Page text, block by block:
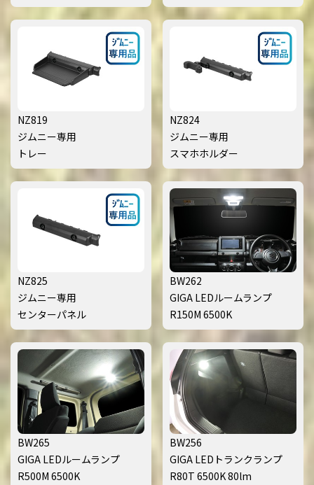
NZ819
ジムニー専用
トレー
NZ824
ジムニー専用
スマホホルダー
NZ825
ジムニー専用
センターパネル
BW262
GIGA LEDルームランプ
R150M 6500K
BW265
GIGA LEDルームランプ
R500M 6500K
BW256
GIGA LEDトランクランプ
R80T 6500K 80lm